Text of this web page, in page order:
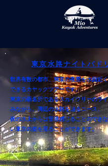
東京水路ナイトパド
世界有数の都市、東京の夜景を水面近
できるカヤックツアーです。
東京の新名所であるスカイツリーのラ
みながら、周辺の水路を辿るコース。
夜の水上からは普段感じることのでき
い東京の姿を見ることができます。